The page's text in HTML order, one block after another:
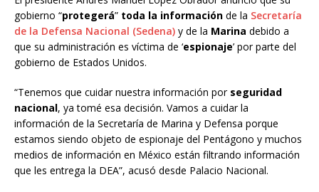
gobierno “protegerá” toda la información de la Secretaría
de la Defensa Nacional (Sedena) y de la Marina debido a
que su administración es víctima de ‘espionaje’ por parte del
gobierno de Estados Unidos.
“Tenemos que cuidar nuestra información por seguridad
nacional, ya tomé esa decisión. Vamos a cuidar la
información de la Secretaría de Marina y Defensa porque
estamos siendo objeto de espionaje del Pentágono y muchos
medios de información en México están filtrando información
que les entrega la DEA”, acusó desde Palacio Nacional.